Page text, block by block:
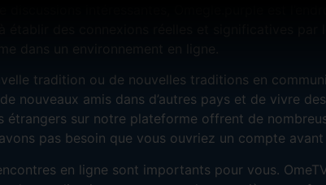
des connexions réelles et significatives par
dans un environnement en ligne.
tradition ou de nouvelles traditions en
nouveaux amis dans d’autres pays et de vivre
sur notre plateforme offrent de
pas besoin que vous ouvriez un compte
en ligne sont importants pour vous.